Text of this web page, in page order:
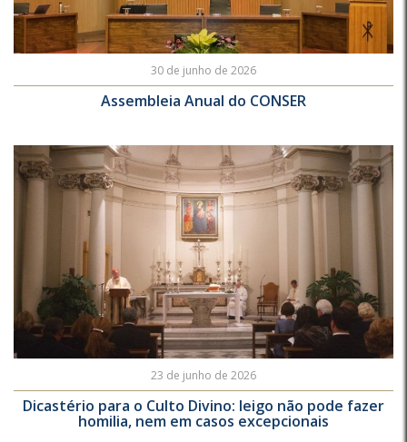
30 de junho de 2026
Assembleia Anual do CONSER
23 de junho de 2026
Dicastério para o Culto Divino: leigo não pode fazer
homilia, nem em casos excepcionais